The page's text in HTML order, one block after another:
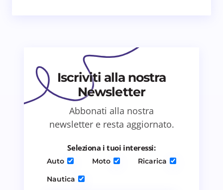
Salva il mio nome e email in questo browser
per il prossimo commento.
Invia commento
Iscriviti alla nostra
Newsletter
Abbonati alla nostra
newsletter e resta aggiornato.
Seleziona i tuoi interessi:
Auto Moto
Ricarica
Nautica